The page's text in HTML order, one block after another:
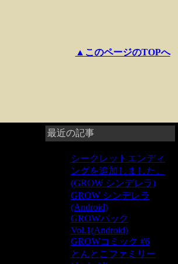
▲このページのTOPへ
最近の記事
シークレットエンディ
ングを追加しました。
(GROW シンデレラ)
GROW シンデレラ
(Android)
GROWパック
Vol.1(Android)
GROWコミック #6
とんとこファミリー